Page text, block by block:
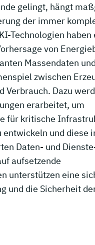
gelingt, hängt
der immer
Technologien haben
von
Massendaten
zwischen
Verbrauch. Dazu
erarbeitet, um
für kritische
entwickeln und diese
Daten- und
aufsetzende
unterstützen eine
und die Sicherheit